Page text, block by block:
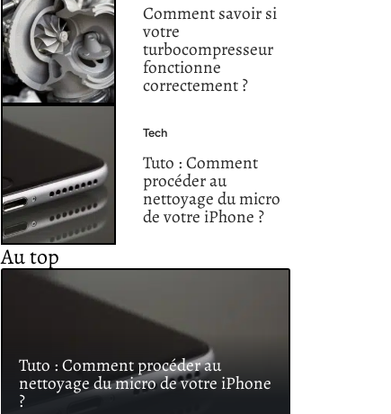
Comment savoir si
votre
turbocompresseur
fonctionne
correctement ?
Tech
Tuto : Comment
procéder au
nettoyage du micro
de votre iPhone ?
Au top
Tuto : Comment procéder au
nettoyage du micro de votre iPhone
?